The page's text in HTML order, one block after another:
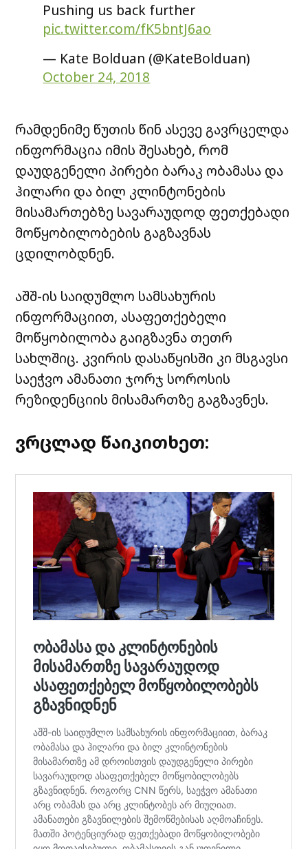
Pushing us back further
pic.twitter.com/fK5bntJ6ao
— Kate Bolduan (@KateBolduan)
October 24, 2018
რამდენიმე წუთის წინ ასევე გავრცელდა
ინფორმაცია იმის შესახებ, რომ
დაუდგენელი პირები ბარაკ ობამასა და
ჰილარი და ბილ კლინტონების
მისამართებზე სავარაუდოდ ფეთქებადი
მოწყობილობების გაგზავნას
ცდილობდნენ.
აშშ-ის საიდუმლო სამსახურის
ინფორმაციით, ასაფეთქებელი
მოწყობილობა გაიგზავნა თეთრ
სახლშიც. კვირის დასაწყისში კი მსგავსი
საეჭვო ამანათი ჯორჯ სოროსის
რეზიდენციის მისამართზე გაგზავნეს.
ვრცლად წაიკითხეთ: